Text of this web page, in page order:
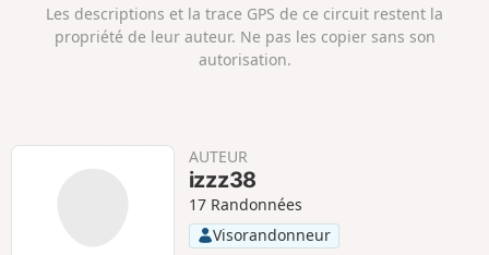
s
i
g
a
t
i
Les descriptions et la trace GPS de ce circuit restent la
propriété de leur auteur. Ne pas les copier sans son
autorisation.
AUTEUR
izzz38
17 Randonnées
Visorandonneur